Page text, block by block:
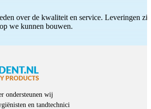
over de kwaliteit en service. Leveringen
we kunnen bouwen.
ondersteunen wij
en tandtechnici